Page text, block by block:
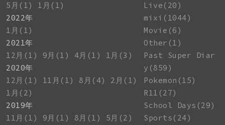
5月(1)
1月(1)
2022年
1月(1)
2021年
12月(1)
9月(1) 4月(1)
1月(3)
2020年
12月(1)
11月(1) 8月(4)
2月(1)
1月(2)
2019年
11月(1)
9月(1) 8月(1)
5月(2)
Live(20)
mixi(1044)
Movie(6)
Other(1)
Past Super Diar
y(859)
Pokemon(15)
R11(27)
School Days(29)
Sports(24)